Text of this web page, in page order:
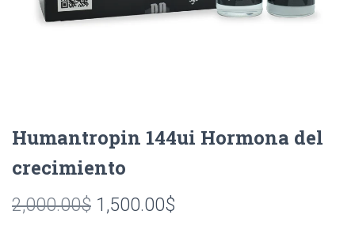
Humantropin 144ui Hormona del
crecimiento
2,000.00$ Original
1,500.00$